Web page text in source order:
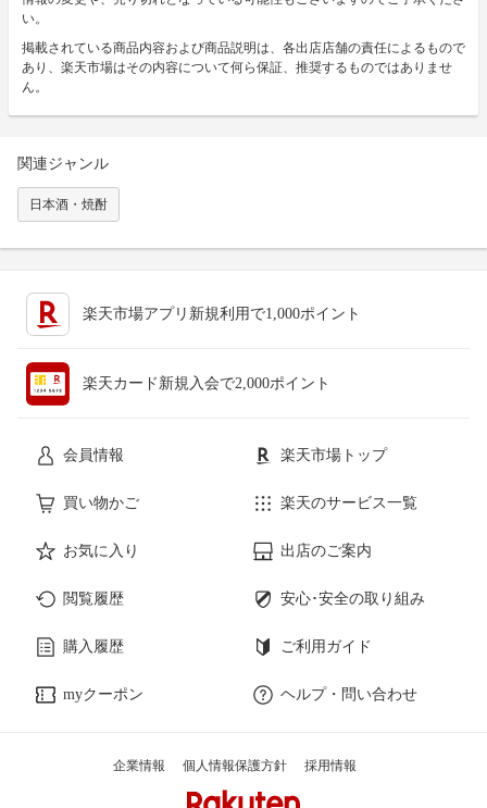
い。
掲載されている商品内容および商品説明は、各出店店舗の責任によるもので
あり、楽天市場はその内容について何ら保証、推奨するものではありませ
ん。
関連ジャンル
日本酒・焼酎
楽天市場アプリ新規利用で1,000ポイント
楽天カード新規入会で2,000ポイント
会員情報 楽天市場トップ
買い物かご 楽天のサービス一覧
お気に入り 出店のご案内
閲覧履歴 安心･安全の取り組み
購入履歴 ご利用ガイド
myクーポン ヘルプ・問い合わせ
企業情報 個人情報保護方針 採用情報